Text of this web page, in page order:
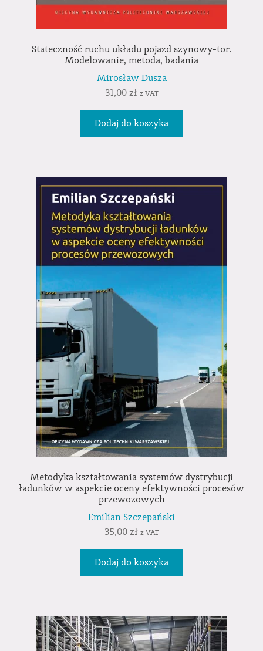
Stateczność ruchu układu pojazd szynowy-tor.
Modelowanie, metoda, badania
Mirosław Dusza
31,00 zł z VAT
Dodaj do koszyka
Metodyka kształtowania systemów dystrybucji
ładunków w aspekcie oceny efektywności procesów
przewozowych
Emilian Szczepański
35,00 zł z VAT
Dodaj do koszyka